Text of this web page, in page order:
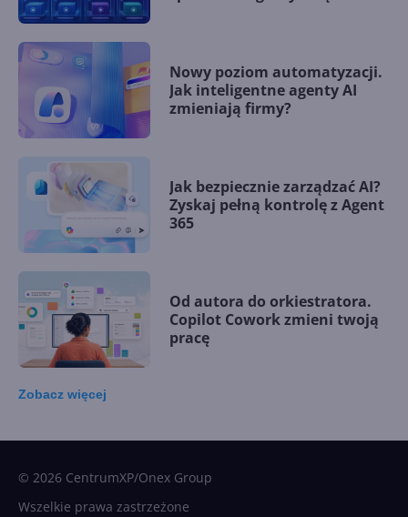
Nowy poziom automatyzacji.
Jak inteligentne agenty AI
zmieniają firmy?
Jak bezpiecznie zarządzać AI?
Zyskaj pełną kontrolę z Agent
365
Od autora do orkiestratora.
Copilot Cowork zmieni twoją
pracę
Zobacz więcej
© 2026 CentrumXP/Onex Group
Wszelkie prawa zastrzeżone